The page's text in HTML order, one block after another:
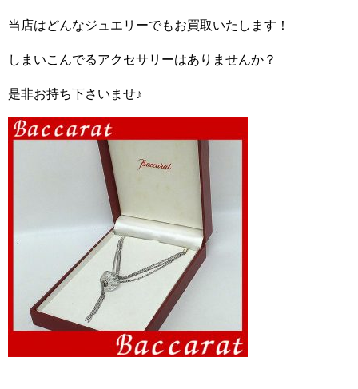
当店はどんなジュエリーでもお買取いたします！
しまいこんでるアクセサリーはありませんか？
是非お持ち下さいませ♪